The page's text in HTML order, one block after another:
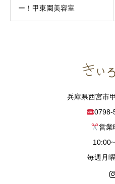
ー！甲東園美容室
兵庫県西宮市
0798-
営業
毎週月